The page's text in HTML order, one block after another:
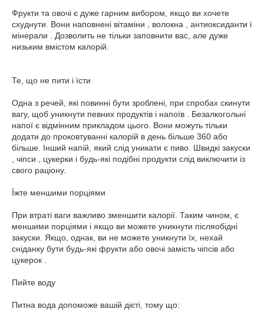
Фрукти та овочі є дуже гарним вибором, якщо ви хочете
схуднути. Вони наповнені вітаміни , волокна , антиоксиданти і
мінерали . Дозволить не тільки заповнити вас, але дуже
низьким вмістом калорій.
Те, що не пити і їсти
Одна з речей, які повинні бути зроблені, при спробах скинути
вагу, щоб уникнути певних продуктів і напоїв . Безалкогольні
напої є відмінним прикладом цього. Вони можуть тільки
додати до проковтуванні калорій в день більше 360 або
більше. Інший напій, який слід уникати є пиво. Швидкі закуски
, чіпси , цукерки і будь-які подібні продукти слід виключити із
свого раціону.
Їжте меншими порціями
При втраті ваги важливо зменшити калорії. Таким чином, є
меншими порціями і якщо ви можете уникнути післяобідні
закуски. Якщо, однак, ви не можете уникнути їх, нехай
сніданку бути будь-які фрукти або овочі замість чіпсів або
цукерок .
Пийте воду
Питна вода допоможе вашій дієті, тому що: